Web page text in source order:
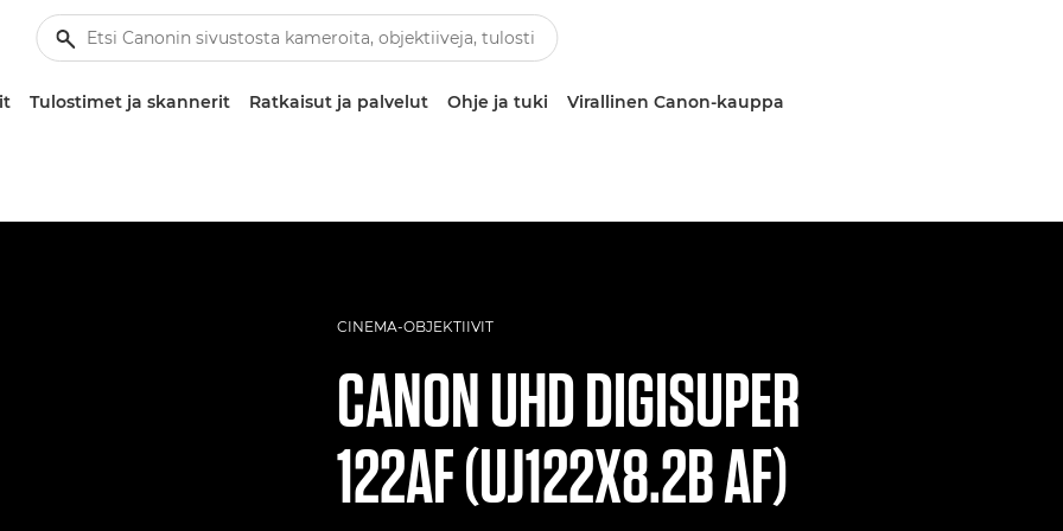
Tulostimet ja skannerit Ratkaisut ja palvelut Ohje ja tuki Virallinen Canon-kauppa
CINEMA-OBJEKTIIVIT
CANONUHD DIGISUPER
122AF (UJ122X8.2B AF)